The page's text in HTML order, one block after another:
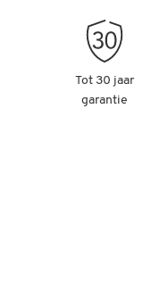
Tot 30 jaar
garantie